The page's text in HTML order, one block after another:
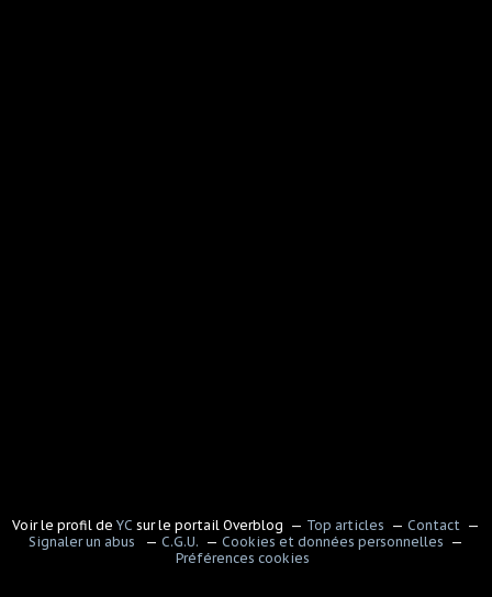
Voir le profil de YC sur le portail Overblog Top articles
Contact
Signaler un abus
C.G.U.
Cookies et données personnelles
Préférences cookies